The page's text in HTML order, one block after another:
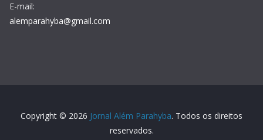
E-mail:
alemparahyba@gmail.com
Copyright © 2026 Jornal Além Parahyba. Todos os direitos
reservados.